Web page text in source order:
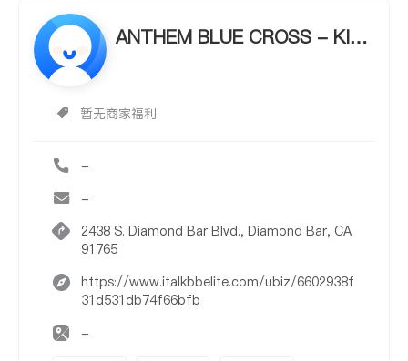
ANTHEM BLUE CROSS - KIM
暂无商家福利
-
-
2438 S. Diamond Bar Blvd., Diamond Bar, CA
91765
https://www.italkbbelite.com/ubiz/6602938f
31d531db74f66bfb
-